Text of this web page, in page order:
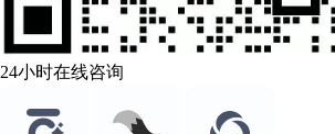
24小时在线咨询